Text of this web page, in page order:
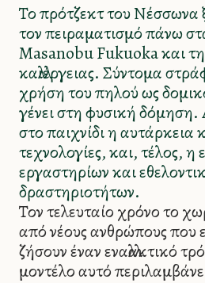
Το πρότζεκτ του Νέσσωνα
τον πειραματισμό πάνω
Masanobu Fukuoka και
καλλιέργειας. Σύντομα
χρήση του πηλού ως
γένει στη φυσική
στο παιχνίδι η αυτάρκεια
τεχνολογίες, και, τέλος,
εργαστηρίων και
δραστηριοτήτων.
Τον τελευταίο χρόνο το
από νέους ανθρώπους που
ζήσουν έναν εναλλακτικό
μοντέλο αυτό